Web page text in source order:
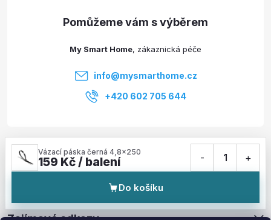
Služby
My Smart Home
info@mysmarthome.cz
+420 602 705 644
Vázací páska černá 4,8x250
159 Kč / balení - 1 +
Do košíku